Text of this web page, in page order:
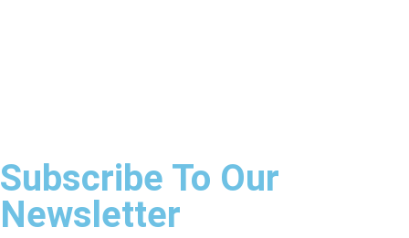
Subscribe To Our
Newsletter